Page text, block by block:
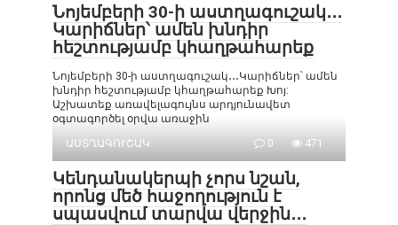
Նոյեմբերի 30-ի աստղագուշակ․․․
Կարիճներ՝ ամեն խնդիր
հեշտությամբ կհաղթահարեք
Նոյեմբերի 30-ի աստղագուշակ․․․Կարիճներ՝ ամեն
խնդիր հեշտությամբ կհաղթահարեք Խոյ:
Աշխատեք առավելագույնս արդյունավետ
օգտագործել օրվա առաջին
ԱՍՏՂԱԳՈՒՇԱԿ
0 471
Կենդանակերպի չորս նշան,
որոնց մեծ հաջողություն է
սպասվում տարվա վերջին․․․